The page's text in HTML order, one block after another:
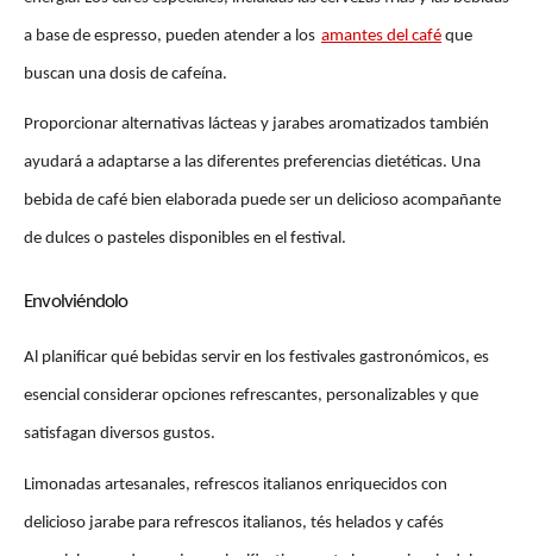
a base de espresso, pueden atender a los amantes del café que
buscan una dosis de cafeína.
Proporcionar alternativas lácteas y jarabes aromatizados también
ayudará a adaptarse a las diferentes preferencias dietéticas. Una
bebida de café bien elaborada puede ser un delicioso acompañante
de dulces o pasteles disponibles en el festival.
Envolviéndolo
Al planificar qué bebidas servir en los festivales gastronómicos, es
esencial considerar opciones refrescantes, personalizables y que
satisfagan diversos gustos.
Limonadas artesanales, refrescos italianos enriquecidos con
delicioso jarabe para refrescos italianos, tés helados y cafés